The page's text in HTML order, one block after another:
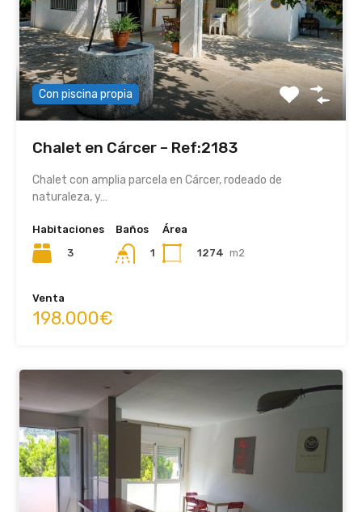
Con piscina propia
Chalet en Cárcer – Ref:2183
Chalet con amplia parcela en Cárcer, rodeado de
naturaleza, y…
Habitaciones
3
Baños
1
Área
1274 m2
Venta
198.000€